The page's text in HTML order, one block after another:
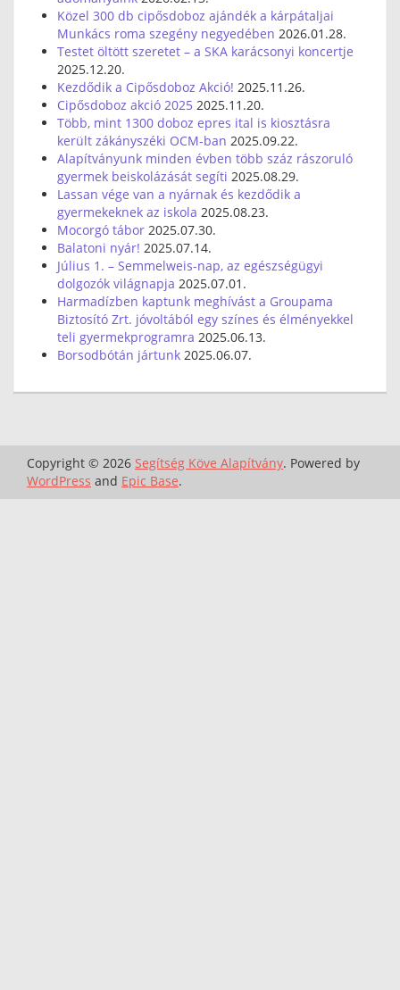
Közel 300 db cipősdoboz ajándék a kárpátaljai
Munkács roma szegény negyedében 2026.01.28.
Testet öltött szeretet – a SKA karácsonyi koncertje
2025.12.20.
Kezdődik a Cipősdoboz Akció! 2025.11.26.
Cipősdoboz akció 2025 2025.11.20.
Több, mint 1300 doboz epres ital is kiosztásra
került zákányszéki OCM-ban 2025.09.22.
Alapítványunk minden évben több száz rászoruló
gyermek beiskolázását segíti 2025.08.29.
Lassan vége van a nyárnak és kezdődik a
gyermekeknek az iskola 2025.08.23.
Mocorgó tábor 2025.07.30.
Balatoni nyár! 2025.07.14.
Július 1. – Semmelweis-nap, az egészségügyi
dolgozók világnapja 2025.07.01.
Harmadízben kaptunk meghívást a Groupama
Biztosító Zrt. jóvoltából egy színes és élményekkel
teli gyermekprogramra 2025.06.13.
Borsodbótán jártunk 2025.06.07.
Copyright © 2026 Segítség Köve Alapítvány. Powered by
WordPress and Epic Base.